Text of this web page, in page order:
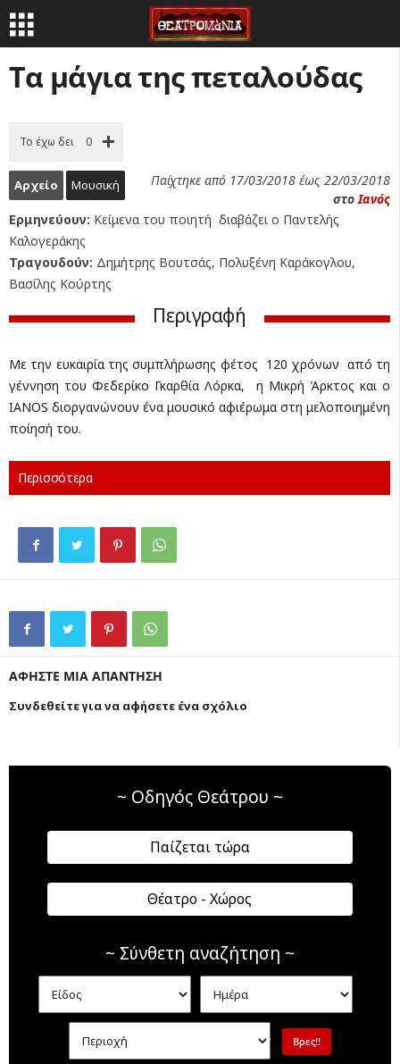
Τα μάγια της πεταλούδας
Το έχω δει 0
Αρχείο Μουσική
Παίχτηκε από 17/03/2018 έως 22/03/2018
στοΙανός
Ερμηνεύουν: Κείμενα του ποιητή διαβάζει ο Παντελής
Καλογεράκης
Τραγουδούν: Δημήτρης Βουτσάς, Πολυξένη Καράκογλου,
Βασίλης Κούρτης
Περιγραφή
Με την ευκαιρία της συμπλήρωσης φέτος 120 χρόνων από τη
γέννηση του Φεδερίκο Γκαρθία Λόρκα, η Μικρή Άρκτος και ο
ΙΑΝΟS διοργανώνουν ένα μουσικό αφιέρωμα στη μελοποιημένη
ποίησή του.
Περισσότερα
ΑΦΗΣΤΕ ΜΙΑ ΑΠΑΝΤΗΣΗ
Συνδεθείτε για να αφήσετε ένα σχόλιο
~ Οδηγός Θεάτρου ~
Παίζεται τώρα
Θέατρο - Χώρος
~ Σύνθετη αναζήτηση ~